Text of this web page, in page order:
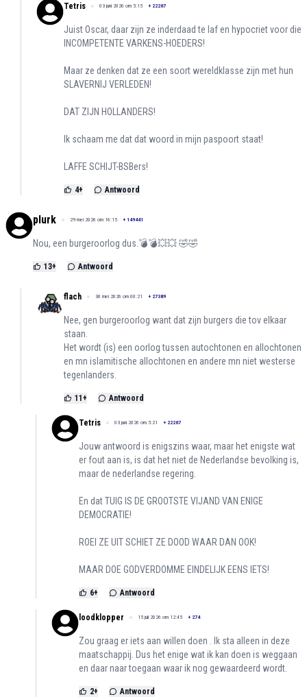
Tetris 03 juni 2026 om 5:15 + 22267
Juist Oscar, daar zijn ze inderdaad te laf en hypocriet voor die
INCOMPETENTE VARKENS-HOEDERS!
Maar ze denken dat ze een soort wereldklasse zijn met hun
SLAVERNIJ VERLEDEN!
DAT ZIJN HOLLANDERS!
Ik schaam me dat dat woord in mijn paspoort staat!
LAFFE SCHIJT-BSBers!
4+ Antwoord
plurk 29 mei 2026 om 16:15 + 149441
Nou, een burgeroorlog dus.💣💣💥💥 🤣🤣
13+ Antwoord
flach 30 mei 2026 om 00:21 + 27389
Nee, gen burgeroorlog want dat zijn burgers die tov elkaar
staan.
Het wordt (is) een oorlog tussen autochtonen en allochtonen
en mn islamitische allochtonen en andere mn niet westerse
tegenlanders.
11+ Antwoord
Tetris 03 juni 2026 om 5:21 + 22267
Jouw antwoord is enigszins waar, maar het enigste wat
er fout aan is, is dat het niet de Nederlandse bevolking is,
maar de nederlandse regering.
En dat TUIG IS DE GROOTSTE VIJAND VAN ENIGE
DEMOCRATIE!
ROEI ZE UIT SCHIET ZE DOOD WAAR DAN OOK!
MAAR DOE GODVERDOMME EINDELIJK EENS IETS!
6+ Antwoord
loodklopper 15 juli 2026 om 12:45 + 274
Zou graag er iets aan willen doen . Ik sta alleen in deze
maatschappij. Dus het enige wat ik kan doen is weggaan
en daar naar toegaan waar ik nog gewaardeerd wordt.
2+ Antwoord